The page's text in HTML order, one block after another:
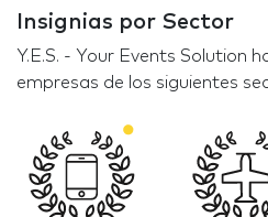
Insignias por Sector
Y.E.S. - Your Events Solution
empresas de los siguientes